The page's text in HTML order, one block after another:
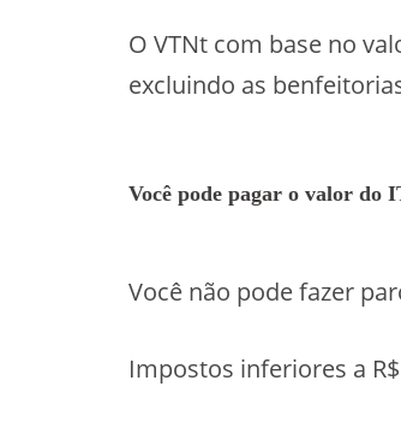
O VTNt com base no
excluindo as
Você pode pagar o valor do
Você não pode fazer
Impostos inferiores a